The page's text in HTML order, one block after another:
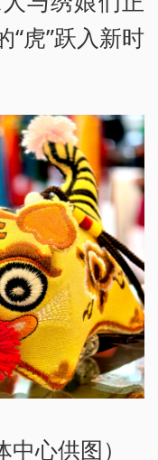
“虎”跃入新时
心供图）